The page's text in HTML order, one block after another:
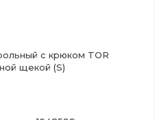
с крюком TOR
щекой (S)